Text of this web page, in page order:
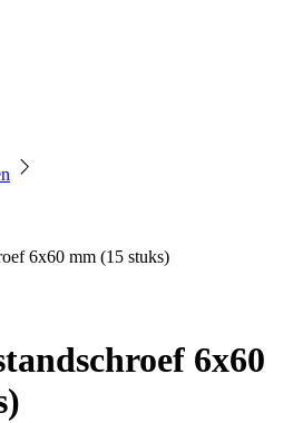
6x60 mm (15 stuks)
6x60